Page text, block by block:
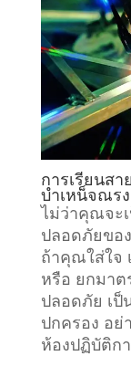
การเรียนส
บำเหน็จณร
ไม่ว่าคุณจะ
ปลอดภัยขอ
ถ้าคุณใส่ใจ
หรือ ยกมาต
ปลอดภัย เป็
ปกครอง อย่
ห้องปฏิบัติก